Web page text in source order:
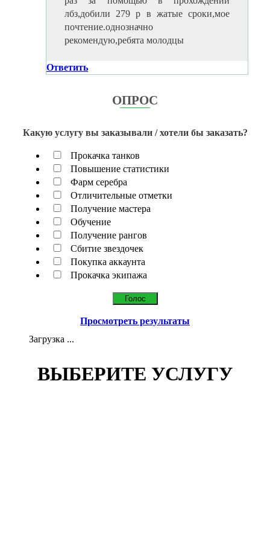
лбз,добили 279 р в жатые сроки,мое
почтение.однозначно
рекомендую,ребята молодцы
Ответить
ОПРОС
Какую услугу вы заказывали / хотели бы заказать?
Прокачка танков
Повышение статистики
Фарм серебра
Отличительные отметки
Получение мастера
Обучение
Получение рангов
Сбитие звездочек
Покупка аккаунта
Прокачка экипажа
Просмотреть результаты
Загрузка ...
ВЫБЕРИТЕ УСЛУГУ